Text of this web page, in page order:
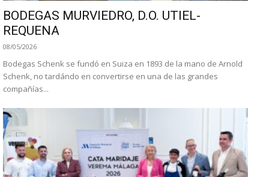
BODEGAS MURVIEDRO, D.O. UTIEL-
REQUENA
08/05/2026
Bodegas Schenk se fundó en Suiza en 1893 de la mano de Arnold
Schenk, no tardándo en convertirse en una de las grandes
compañías...